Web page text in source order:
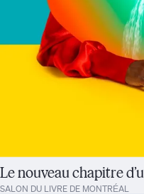
Le nouveau chapitre
SALON DU LIVRE DE MONTRÉAL